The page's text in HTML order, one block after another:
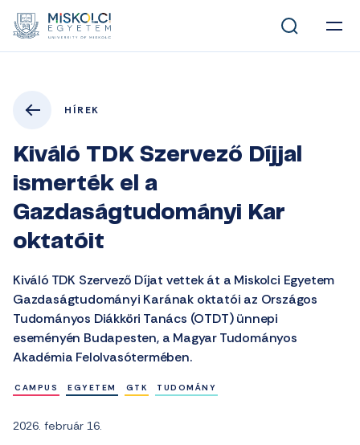
HÍREK
Kiváló TDK Szervező Díjjal
ismerték el a
Gazdaságtudományi Kar
oktatóit
Kiváló TDK Szervező Díjat vettek át a Miskolci Egyetem
Gazdaságtudományi Karának oktatói az Országos
Tudományos Diákköri Tanács (OTDT) ünnepi
eseményén Budapesten, a Magyar Tudományos
Akadémia Felolvasótermében.
CAMPUS EGYETEM GTK TUDOMÁNY
2026. február 16.